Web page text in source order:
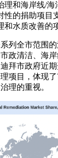
理和海岸线/海
性的捐助项目
水质改善的
列全市范围
政清洁、海
拜市政府近
项目，体现
理的重视。